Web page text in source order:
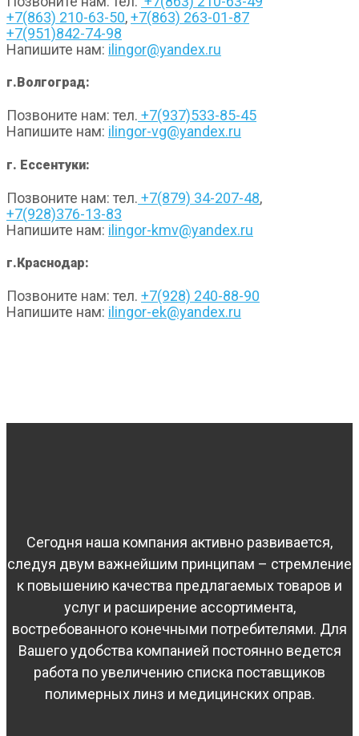
+7(863) 210-63-50,+7(863) 263-01-87
+7(951)842-74-98
Напишите нам: ilingor@yandex.ru
г.Волгоград:
Позвоните нам: тел. +7(937)533-85-45
Напишите нам: ilingor-vg@yandex.ru
г. Ессентуки:
Позвоните нам: тел. +7(879) 34-207-48,
+7(928)376-13-83
Напишите нам: ilingor-kmv@yandex.ru
г.Краснодар:
Позвоните нам: тел. +7(928) 240-88-90
Напишите нам: ilingor-ek@yandex.ru
Сегодня наша компания активно развивается,
следуя двум важнейшим принципам – стремление
к повышению качества предлагаемых товаров и
услуг и расширение ассортимента,
востребованного конечными потребителями. Для
Вашего удобства компанией постоянно ведется
работа по увеличению списка поставщиков
полимерных линз и медицинских оправ.